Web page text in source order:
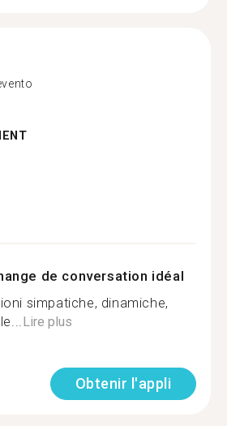
de conversation idéal
simpatiche, dinamiche,
Lire plus
Obtenir l'appli